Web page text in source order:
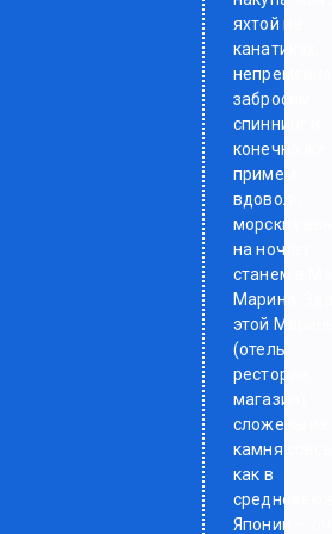
яхтой на
канатиках,
непременно
забросим
спиннинг и
конечно же
примем
вдоволь
морских
на ночлег
станем в
Марина:
этой
(отель,
ресторан,
магазин)
сложены из
камня
как в
Японии —